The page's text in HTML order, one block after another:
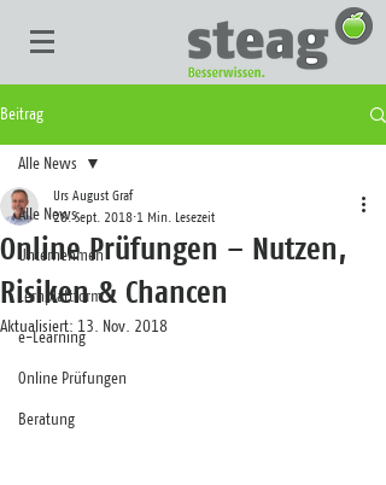
Beitrag
Alle News
Unternehmen
Lernplattform
e-Learning
Online Prüfungen
Beratung
Alle News
Online Prüfungen – Nutzen,
Risiken & Chancen
Urs August Graf
28. Sept. 2018 1 Min. Lesezeit
Aktualisiert: 13. Nov. 2018